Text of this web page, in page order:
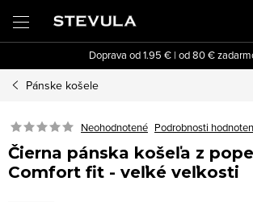
obsah
Doprava od 1.95 € | od 80 €
Pánske košele
Neohodnotené Podrobnosti
Čierna pánska košeľa z
Comfort fit - veľké veľkosti